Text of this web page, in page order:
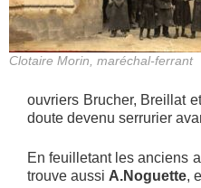
Clotaire Morin, maréchal-ferrant
ouvriers Brucher, Breillat
doute devenu serrurier
En feuilletant les anciens
trouve aussi A.Noguette,